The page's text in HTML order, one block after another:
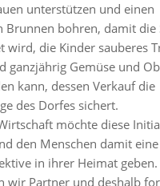
unterstützen und einen
Brunnen bohren, damit die
wird, die Kinder sauberes
ganzjährig Gemüse und
kann, dessen Verkauf die
des Dorfes sichert.
möchte diese
den Menschen damit eine
in ihrer Heimat geben.
wir Partner und deshalb